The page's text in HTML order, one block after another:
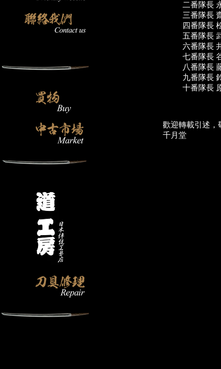
二番隊長
三番隊長
四番隊長
五番隊長
六番隊長
七番隊長
八番隊長
九番隊長
十番隊長
歡迎轉載引述，
千月堂